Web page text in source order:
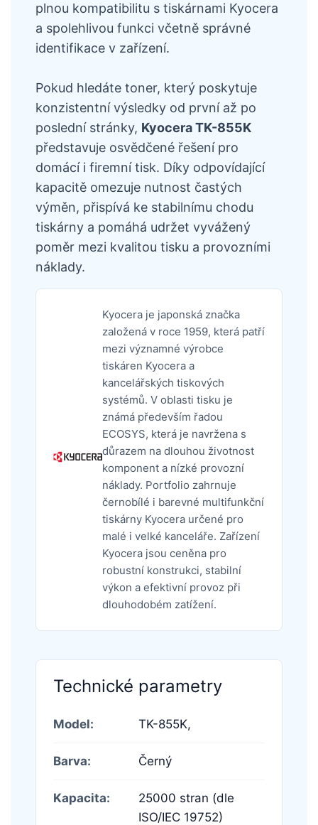
plnou kompatibilitu s tiskárnami Kyocera
a spolehlivou funkci včetně správné
identifikace v zařízení.
Pokud hledáte toner, který poskytuje
konzistentní výsledky od první až po
poslední stránky, Kyocera TK-855K
představuje osvědčené řešení pro
domácí i firemní tisk. Díky odpovídající
kapacitě omezuje nutnost častých
výměn, přispívá ke stabilnímu chodu
tiskárny a pomáhá udržet vyvážený
poměr mezi kvalitou tisku a provozními
náklady.
Kyocera je japonská značka
založená v roce 1959, která patří
mezi významné výrobce
tiskáren Kyocera a
kancelářských tiskových
systémů. V oblasti tisku je
známá především řadou
ECOSYS, která je navržena s
důrazem na dlouhou životnost
komponent a nízké provozní
náklady. Portfolio zahrnuje
černobílé i barevné multifunkční
tiskárny Kyocera určené pro
malé i velké kanceláře. Zařízení
Kyocera jsou ceněna pro
robustní konstrukci, stabilní
výkon a efektivní provoz při
dlouhodobém zatížení.
Technické parametry
Model: TK-855K,
Barva: Černý
Kapacita:
25000 stran (dle
ISO/IEC 19752)